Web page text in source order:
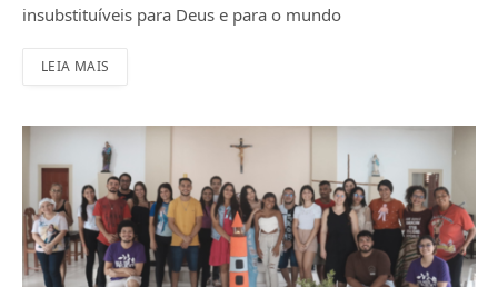
insubstituíveis para Deus e para o mundo
LEIA MAIS